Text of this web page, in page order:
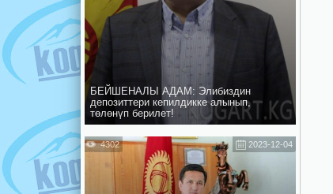
БЕЙШЕНАЛЫ АДАМ: Элибиздин
депозиттери кепилдикке алынып,
төлөнүп берилет!
2023-12-04
4302